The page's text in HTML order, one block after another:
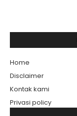
Home
Disclaimer
Kontak kami
Privasi policy